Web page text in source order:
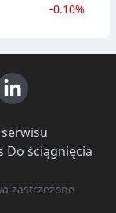
-0.10%
Do ściągnięcia
zastrzeżone